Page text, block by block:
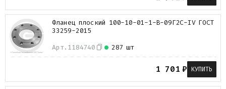
Арт. 1184740 287 шт
Фланец плоский 100-10-01-1-B-09Г2С-IV ГОСТ
33259-2015
1 701 ₽ КУПИТЬ